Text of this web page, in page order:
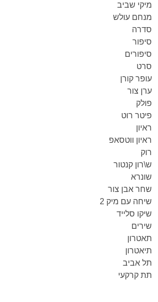
מיקי שביב
מנחם עולש
סדרה
סיפור
סיפורים
סרט
עופר קורן
ערן צור
פולק
פיטר רוט
ראיון
ראיון ווטסאפ
רוק
ש\רון קנטור
שונרא
שחר אבן צור
שיחה עם מיק 2
שיקו סלייד
שירים
תאטרון
תיאטרון
תל אביב
תת קרקעי